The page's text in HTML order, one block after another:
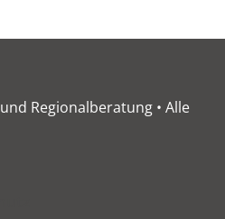
Regionalberatung • Alle